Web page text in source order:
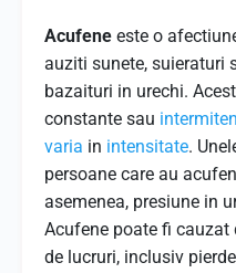
Acufene este o
auziti sunete, suieraturi
bazaituri in urechi.
constante sau
varia in intensitate.
persoane care au
asemenea, presiune in
Acufene poate fi cauzat
de lucruri, inclusiv